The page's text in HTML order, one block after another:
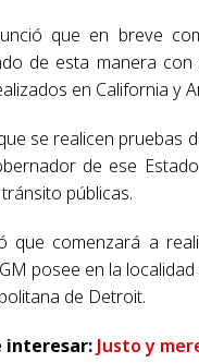
que en breve
de esta manera
en California y
se realicen pruebas
de ese
públicas.
que comenzará a
posee en la
de Detroit.
interesar:Justo y